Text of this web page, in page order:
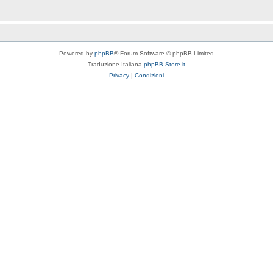
Powered by phpBB® Forum Software © phpBB Limited
Traduzione Italiana phpBB-Store.it
Privacy | Condizioni